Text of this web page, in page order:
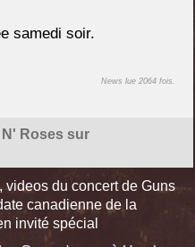
samedi soir.
News lue 2064 fois.
Roses sur
videos du concert de Guns
canadienne de la
invité spécial